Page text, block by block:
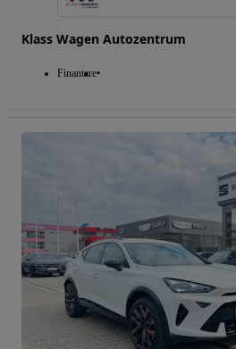
Klass Wagen Autozentrum
Finantare